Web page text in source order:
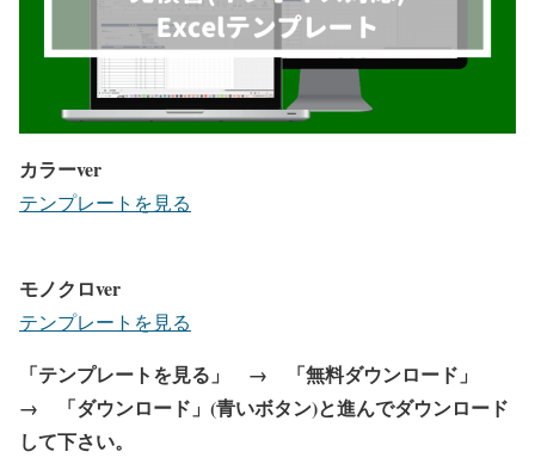
カラーver
テンプレートを見る
モノクロver
テンプレートを見る
「テンプレートを見る」 → 「無料ダウンロード」
→ 「ダウンロード」(青いボタン)と進んでダウンロード
して下さい。